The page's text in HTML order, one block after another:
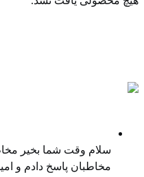
سلام وقت شما بخیر
مخاطبان پاسخ دادم و